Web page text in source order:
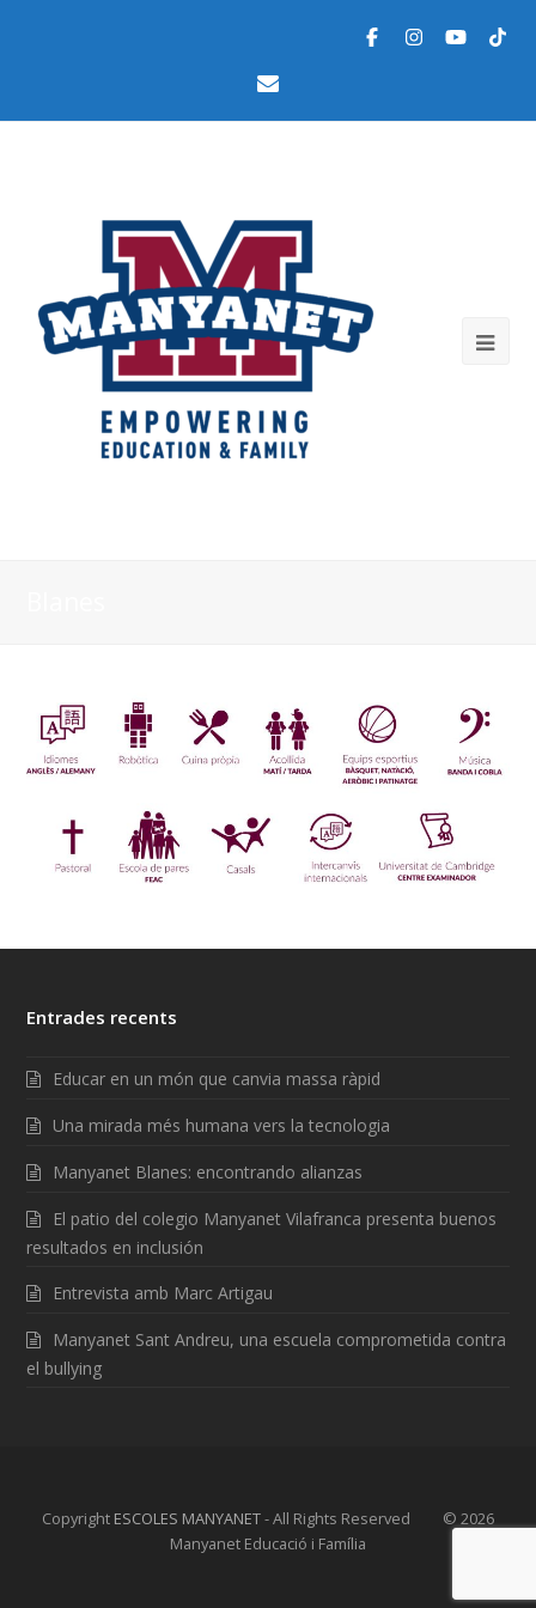
Entrades recents
Educar en un món que canvia massa ràpid
Una mirada més humana vers la tecnologia
Manyanet Blanes: encontrando alianzas
El patio del colegio Manyanet Vilafranca presenta buenos
resultados en inclusión
Entrevista amb Marc Artigau
Manyanet Sant Andreu, una escuela comprometida contra
el bullying
Copyright ESCOLES MANYANET- All Rights Reserved © 2026
Manyanet Educació i Família